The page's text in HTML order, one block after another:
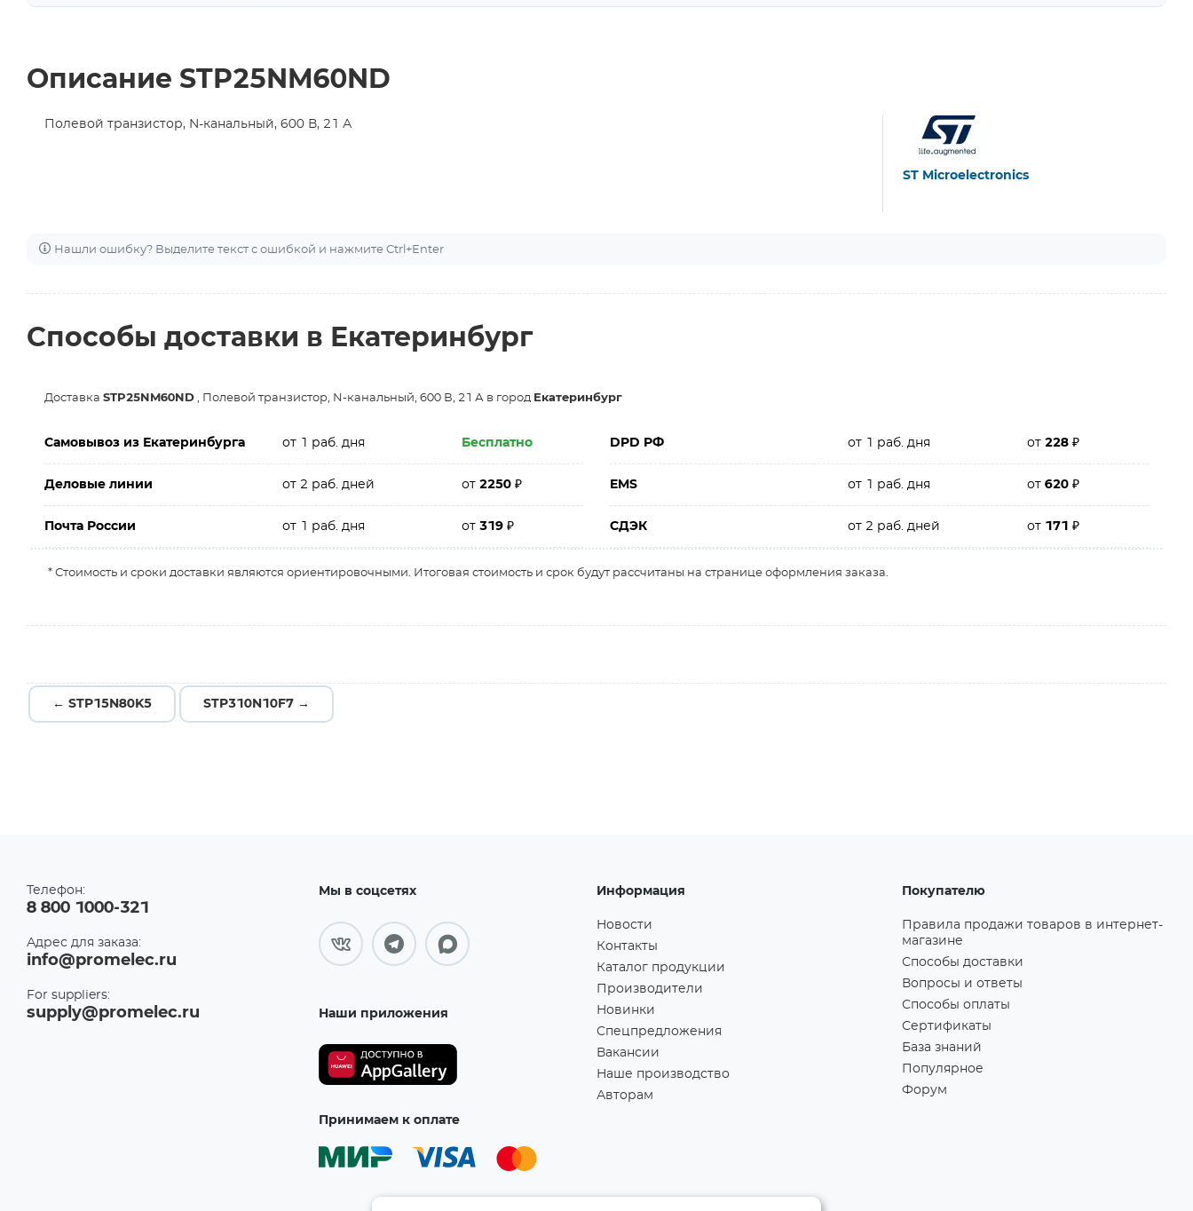
Описание STP25NM60ND
Полевой транзистор, N-канальный, 600 В, 21 А
ST Microelectronics
Нашли ошибку? Выделите текст с ошибкой и нажмите Ctrl+Enter
Способы доставки в Екатеринбург
Доставка STP25NM60ND , Полевой транзистор, N-канальный, 600 В, 21 А в город Екатеринбург
Самовывоз из Екатеринбурга от 1 раб. дня Бесплатно DPD РФ от 1 раб. дня от228₽
Деловые линии от 2 раб. дней от2250₽ EMS от 1 раб. дня от620₽
Почта России от 1 раб. дня от319₽ СДЭК от 2 раб. дней от 171₽
* Стоимость и сроки доставки являются ориентировочными. Итоговая стоимость и срок будут рассчитаны на странице оформления заказа.
← STP15N80K5 STP310N10F7 →
Телефон:
8 800 1000-321
Адрес для заказа:
info@promelec.ru
For suppliers:
supply@promelec.ru
Мы в соцсетях
Наши приложения
Принимаем к оплате
Информация
Новости
Контакты
Каталог продукции
Производители
Новинки
Спецпредложения
Вакансии
Наше производство
Авторам
Покупателю
Правила продажи товаров в интернет-
магазине
Способы доставки
Вопросы и ответы
Способы оплаты
Сертификаты
База знаний
Популярное
Форум